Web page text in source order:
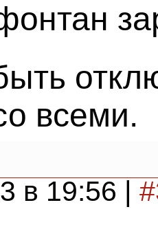
всеми.
в 19:56 |